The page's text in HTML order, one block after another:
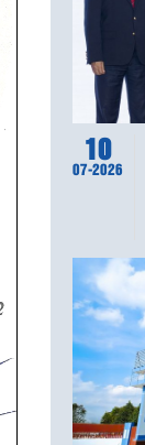
10
07-2026